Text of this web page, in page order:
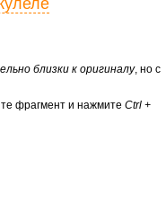
близки к оригиналу, но с
фрагмент и нажмите Ctrl +